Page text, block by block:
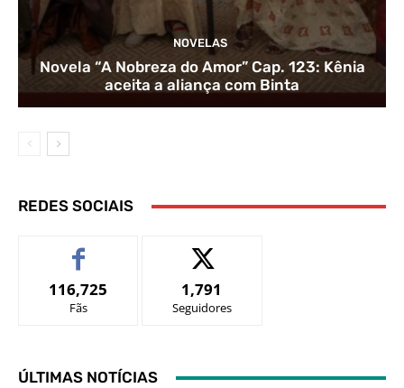
NOVELAS
Novela “A Nobreza do Amor” Cap. 123: Kênia
aceita a aliança com Binta
REDES SOCIAIS
116,725
Fãs
1,791
Seguidores
ÚLTIMAS NOTÍCIAS